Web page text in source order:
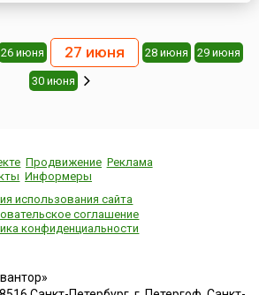
26 июня 27 июня 28 июня 29 июня
30 июня
Продвижение Реклама
Информеры
использования сайта
соглашение
конфиденциальности